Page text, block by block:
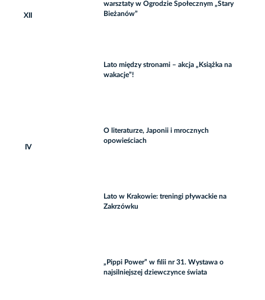
XII
warsztaty w Ogrodzie Społecznym „Stary
Bieżanów”
Lato między stronami – akcja „Książka na
wakacje”!
IV
O literaturze, Japonii i mrocznych
opowieściach
Lato w Krakowie: treningi pływackie na
Zakrzówku
„Pippi Power” w filii nr 31. Wystawa o
najsilniejszej dziewczynce świata